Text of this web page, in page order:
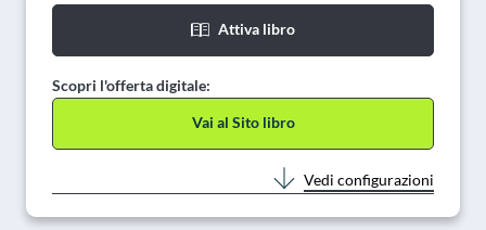
Attiva libro
Scopri l'offerta digitale:
Vai al Sito libro
Vedi configurazioni